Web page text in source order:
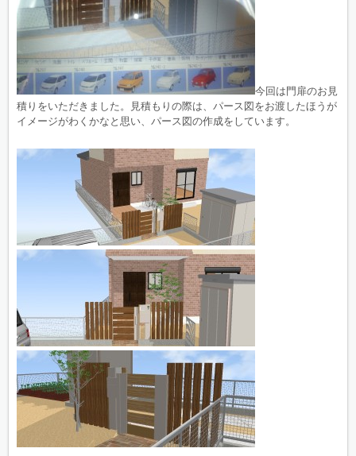
今回は門扉のお見
積りをいただきました。見積もりの際は、パース図をお渡したほうが
イメージがわくかなと思い、パース図の作成をしています。